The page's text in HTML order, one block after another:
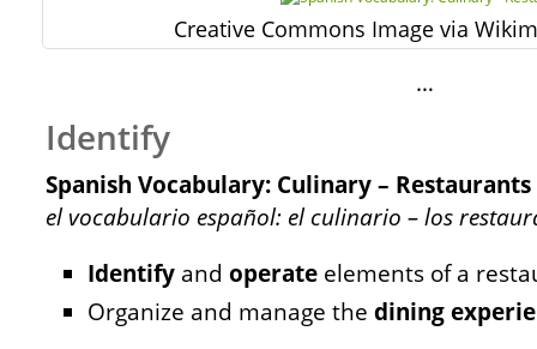
Creative Commons Image via
…
Identify
Spanish Vocabulary: Culinary – Restaurants
el vocabulario español: el culinario – los
Identify and operate elements of a
Organize and manage the dining